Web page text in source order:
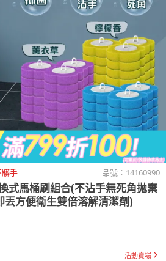
手 品號： 14160990
式馬桶刷組合(不沾手無死角拋棄
丟方便衛生雙倍溶解清潔劑)
活動賣場